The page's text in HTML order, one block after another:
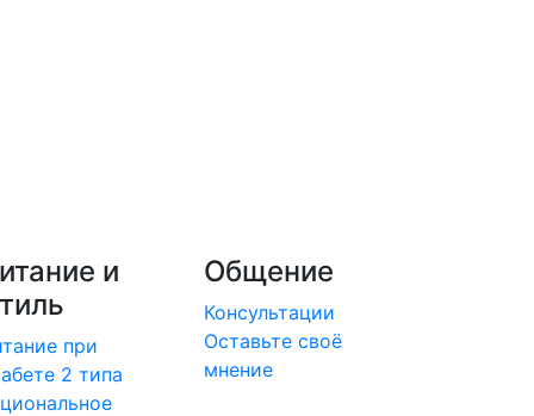
и
при
2 типа
Общение
Консультации
Оставьте своё
мнение